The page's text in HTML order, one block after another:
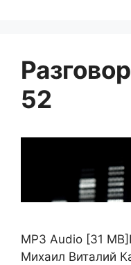
52
MP3 Audio [31
Михаил Виталий